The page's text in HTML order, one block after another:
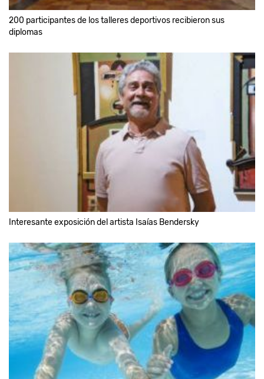
200 participantes de los talleres deportivos recibieron sus
diplomas
Interesante exposición del artista Isaías Bendersky